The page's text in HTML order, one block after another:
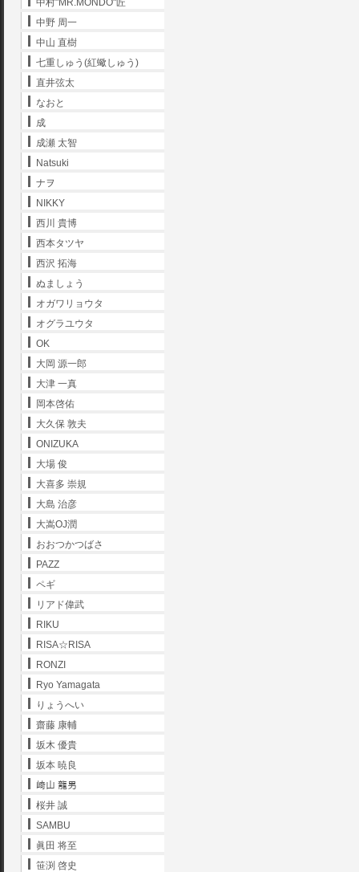
中村"MR.MONDO"匠
中野 周一
中山 直樹
七重しゅう(紅蠍しゅう)
直井弦太
なおと
成
成瀬 太智
Natsuki
ナヲ
NIKKY
西川 貴博
西本タツヤ
西沢 拓海
ぬましょう
オガワリョウタ
オグラユウタ
OK
大岡 源一郎
大津 一真
岡本啓佑
大久保 敦夫
ONIZUKA
大場 俊
大喜多 崇規
大島 治彦
大嵩OJ潤
おおつかつばさ
PAZZ
ペギ
リアド偉武
RIKU
RISA☆RISA
RONZI
Ryo Yamagata
りょうへい
齋藤 康輔
坂木 優貴
坂本 暁良
﨑山 龍男
桜井 誠
SAMBU
眞田 将至
笹渕 啓史